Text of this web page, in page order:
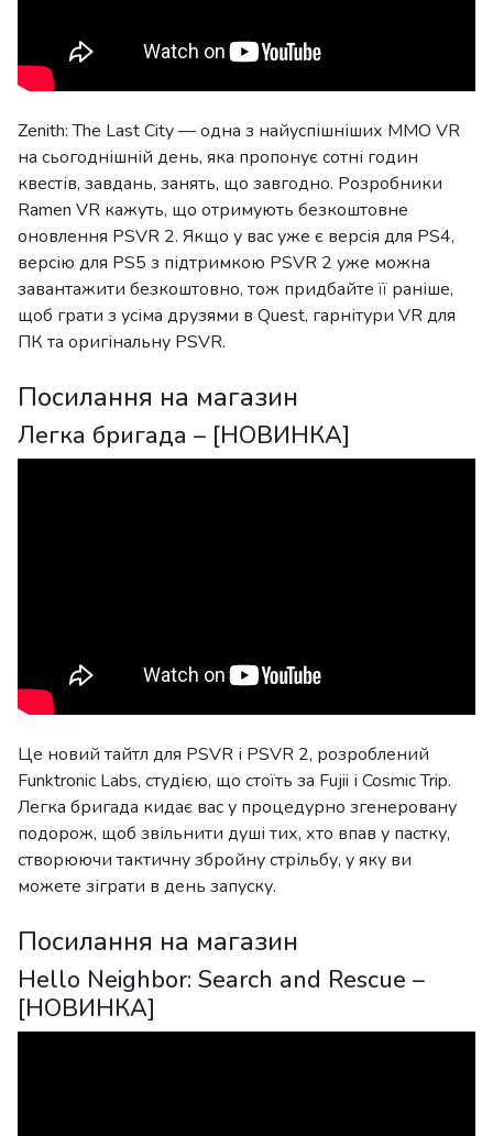
Zenith: The Last City — одна з найуспішніших MMO VR
на сьогоднішній день, яка пропонує сотні годин
квестів, завдань, занять, що завгодно. Розробники
Ramen VR кажуть, що отримують безкоштовне
оновлення PSVR 2. Якщо у вас уже є версія для PS4,
версію для PS5 з підтримкою PSVR 2 уже можна
завантажити безкоштовно, тож придбайте її раніше,
щоб грати з усіма друзями в Quest, гарнітури VR для
ПК та оригінальну PSVR.
Посилання на магазин
Легка бригада – [НОВИНКА]
Це новий тайтл для PSVR і PSVR 2, розроблений
Funktronic Labs, студією, що стоїть за Fujii і Cosmic Trip.
Легка бригада кидає вас у процедурно згенеровану
подорож, щоб звільнити душі тих, хто впав у пастку,
створюючи тактичну збройну стрільбу, у яку ви
можете зіграти в день запуску.
Посилання на магазин
Hello Neighbor: Search and Rescue –
[НОВИНКА]